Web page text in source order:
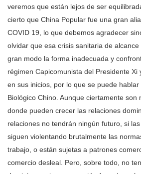
veremos que están lejos de ser
cierto que China Popular fue una gran
COVID 19, lo que debemos agradecer
olvidar que esa crisis sanitaria de
gran modo la forma inadecuada y
régimen Capicomunista del Presidente Xi
en sus inicios, por lo que se puede
Biológico Chino. Aunque ciertamente son
donde pueden crecer las relaciones
relaciones no tendrán ningún futuro, si
siguen violentando brutalmente las
trabajo, o están sujetas a patrones
comercio desleal. Pero, sobre todo, no